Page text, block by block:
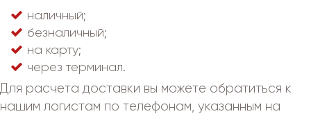
наличный;
безналичный;
на карту;
через терминал.
Для расчета доставки вы можете обратиться к
нашим логистам по телефонам, указанным на